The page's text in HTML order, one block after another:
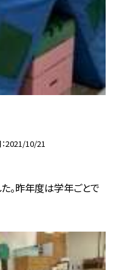
2021/10/21
。昨年度は学年ごとで